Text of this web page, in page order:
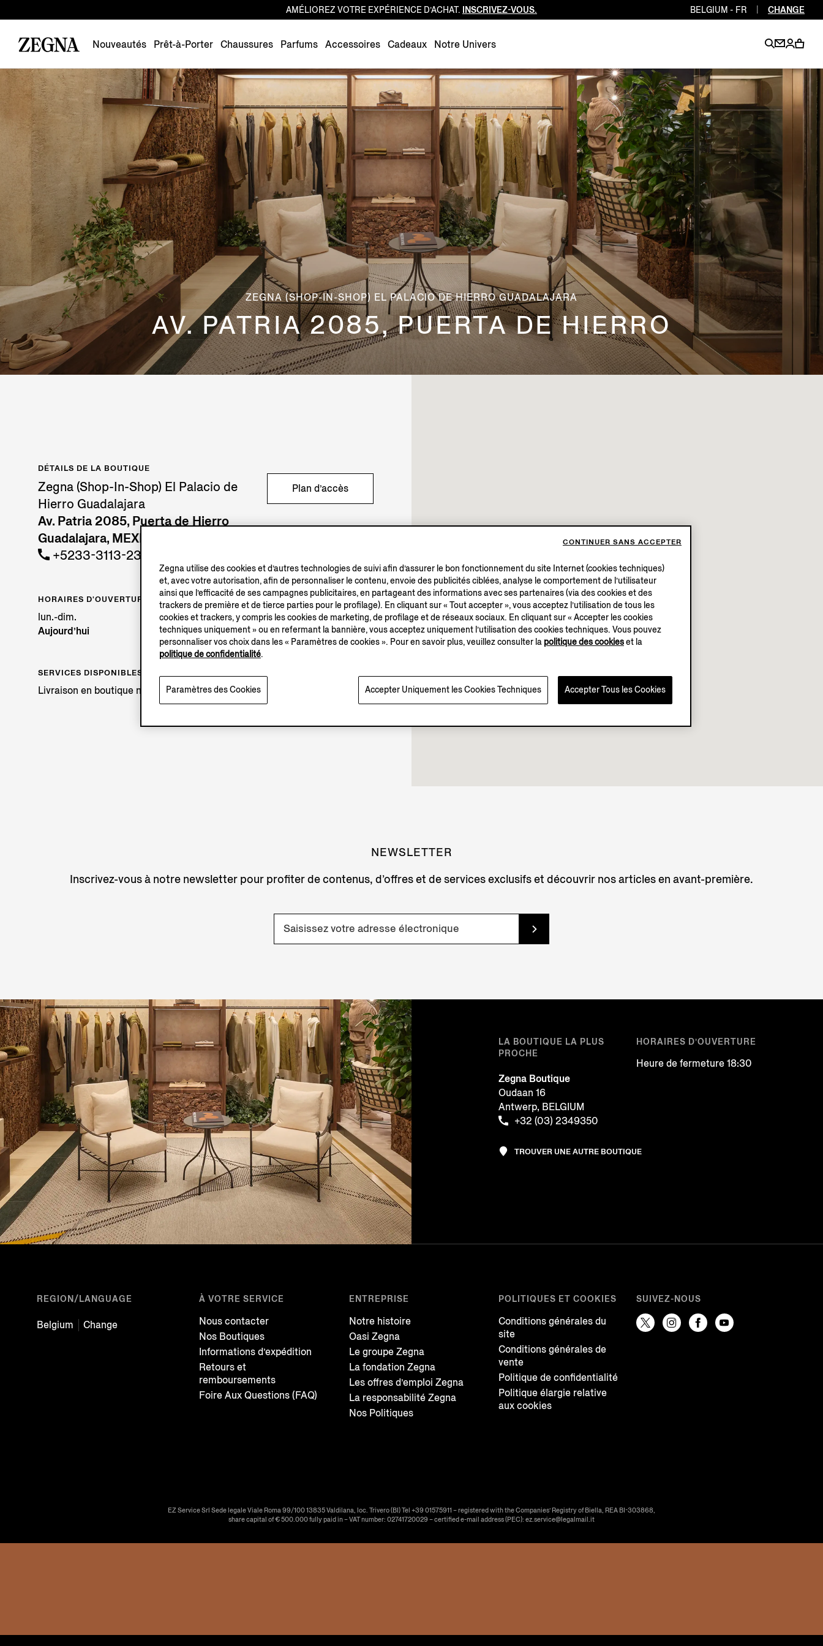
Luxembourg EN
Netherlands EN
Poland
Portugal
Romania
Slovakia
Slovenia
Spain EN
Sweden
Switzerland DE
Turkey
United Kingdom
AMÉLIOREZ VOTRE EXPÉRIENCE D’ACHAT. INSCRIVEZ-VOUS. BELGIUM - FR CHANGE
Nouveautés Prêt-à-Porter Chaussures Parfums Accessoires Cadeaux Notre Univers
ZEGNA (SHOP-IN-SHOP) EL PALACIO DE HIERRO GUADALAJARA
AV. PATRIA 2085, PUERTA DE HIERRO
DÉTAILS DE LA BOUTIQUE
Zegna (Shop-In-Shop) El Palacio de
Hierro Guadalajara
Av. Patria 2085, Puerta de Hierro
Guadalajara, MEXICO
+5233-3113-2339
Plan d’accès
HORAIRES D'OUVERTURE
lun.-dim.
11.00-21.00
Aujourd’hui
Ouverte jusqu’à 21:00
SERVICES DISPONIBLES
Livraison en boutique non disponible.
NEWSLETTER
Inscrivez-vous à notre newsletter pour profiter de contenus, d’offres et de services exclusifs et découvrir nos articles en avant-première.
LA BOUTIQUE LA PLUS
PROCHE
Zegna Boutique
Oudaan 16
Antwerp, BELGIUM
+32 (03) 2349350
HORAIRES D’OUVERTURE
Heure de fermeture 18:30
TROUVER UNE AUTRE BOUTIQUE
REGION/LANGUAGE
Belgium Change
À VOTRE SERVICE
Nous contacter
Nos Boutiques
Informations d’expédition
Retours et
remboursements
Foire Aux Questions (FAQ)
ENTREPRISE
Notre histoire
Oasi Zegna
Le groupe Zegna
La fondation Zegna
Les offres d’emploi Zegna
La responsabilité Zegna
Nos Politiques
POLITIQUES ET COOKIES
Conditions générales du
site
Conditions générales de
vente
Politique de confidentialité
Politique élargie relative
aux cookies
SUIVEZ-NOUS
EZ Service Srl Sede legale Viale Roma 99/100 13835 Valdilana, loc. Trivero (BI) Tel +39 01575911 – registered with the Companies’ Registry of Biella, REA BI-303868,
share capital of € 500.000 fully paid in – VAT number: 02741720029 – certified e-mail address (PEC): ez.service@legalmail.it
Zegna utilise des cookies et d’autres technologies de suivi afin d’assurer le bon fonctionnement du site Internet (cookies techniques)
et, avec votre autorisation, afin de personnaliser le contenu, envoie des publicités ciblées, analyse le comportement de l’utilisateur
ainsi que l’efficacité de ses campagnes publicitaires, en partageant des informations avec ses partenaires (via des cookies et des
trackers de première et de tierce parties pour le profilage). En cliquant sur « Tout accepter », vous acceptez l’utilisation de tous les
cookies et trackers, y compris les cookies de marketing, de profilage et de réseaux sociaux. En cliquant sur « Accepter les cookies
techniques uniquement » ou en refermant la bannière, vous acceptez uniquement l’utilisation des cookies techniques. Vous pouvez
personnaliser vos choix dans les « Paramètres de cookies ». Pour en savoir plus, veuillez consulter la politique des cookieset la
politique de confidentialité.
Accepter Uniquement les Cookies Techniques Accepter Tous les Cookies
Paramètres des Cookies
CONTINUER SANS ACCEPTER